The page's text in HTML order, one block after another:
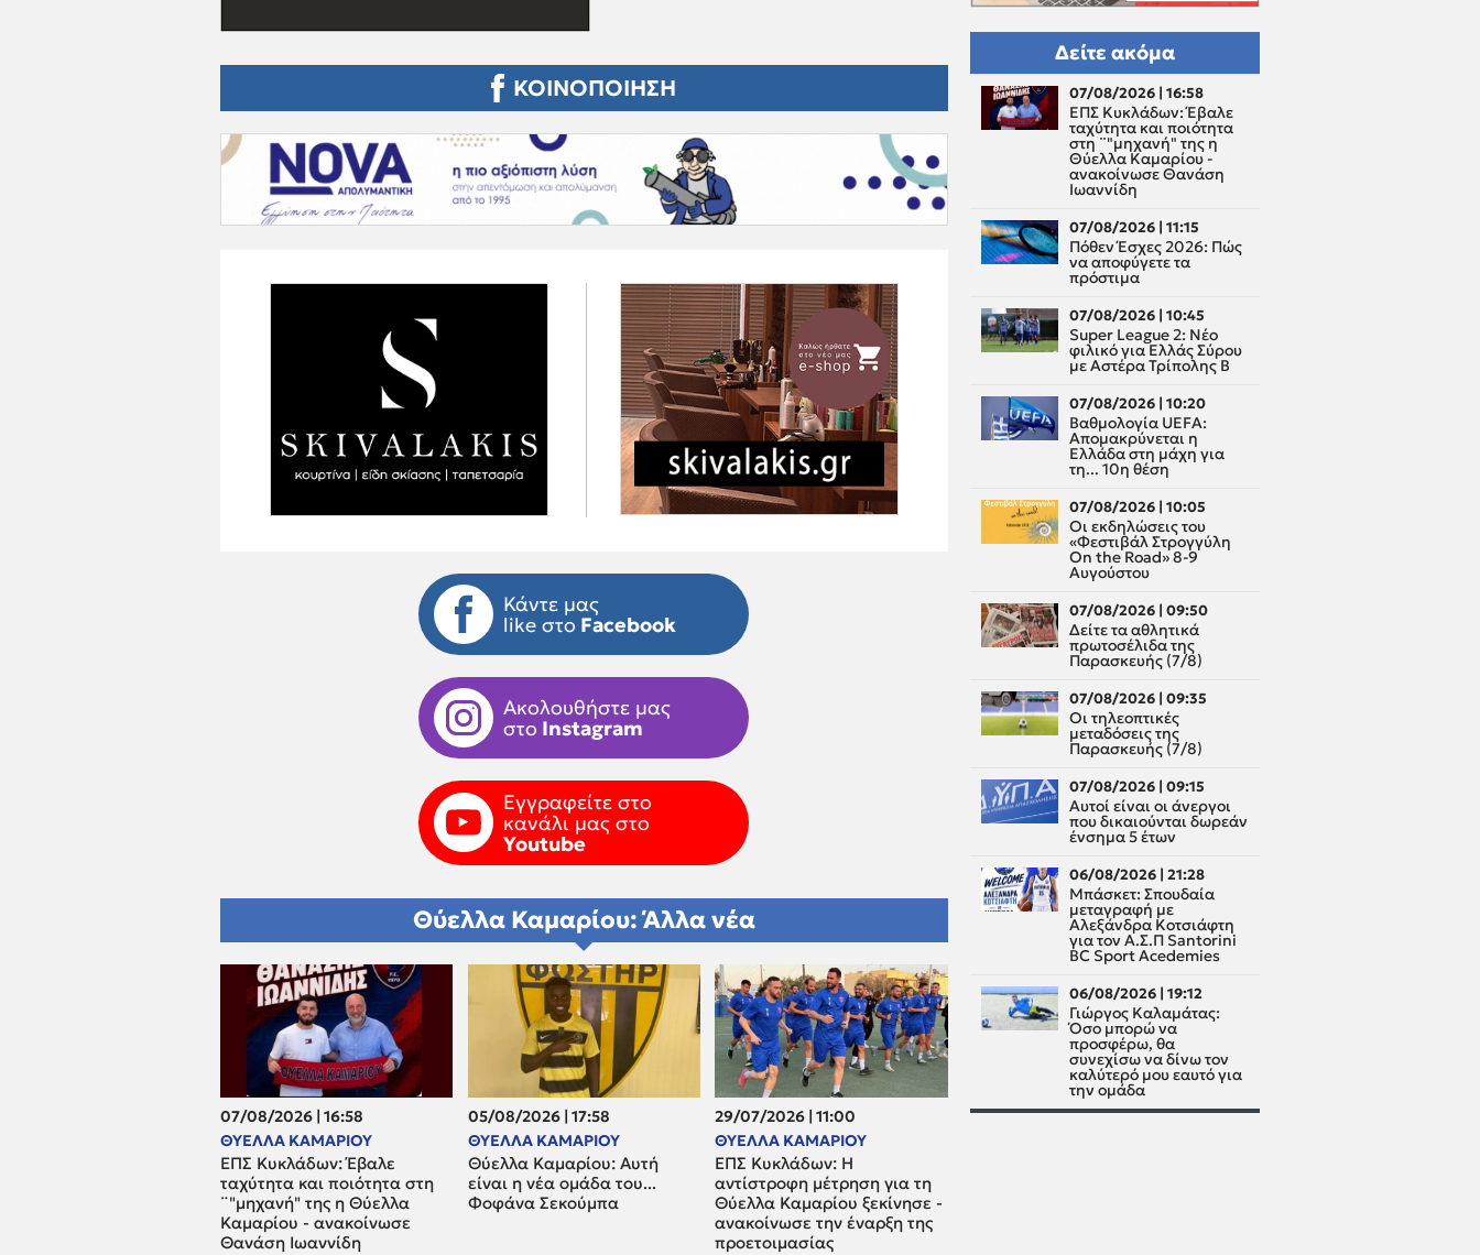
ΚΟΙΝΟΠΟΙΗΣΗ
Κάντε μας
like στο Facebook
Ακολουθήστε μας
στο Instagram
Εγγραφείτε στο
κανάλι μας στο
Youtube
Θύελλα Καμαρίου: Άλλα νέα
07/08/2026 | 16:58
ΘΥΕΛΛΑ ΚΑΜΑΡΙΟΥ
ΕΠΣ Κυκλάδων: Έβαλε
ταχύτητα και ποιότητα στη
¨"μηχανή" της η Θύελλα
Καμαρίου - ανακοίνωσε
Θανάση Ιωαννίδη
05/08/2026 | 17:58
ΘΥΕΛΛΑ ΚΑΜΑΡΙΟΥ
Θύελλα Καμαρίου: Αυτή
είναι η νέα ομάδα του...
Φοφάνα Σεκούμπα
29/07/2026 | 11:00
ΘΥΕΛΛΑ ΚΑΜΑΡΙΟΥ
ΕΠΣ Κυκλάδων: Η
αντίστροφη μέτρηση για τη
Θύελλα Καμαρίου ξεκίνησε -
ανακοίνωσε την έναρξη της
προετοιμασίας
Δείτε ακόμα
07/08/2026 | 16:58
ΕΠΣ Κυκλάδων: Έβαλε
ταχύτητα και ποιότητα
στη ¨"μηχανή" της η
Θύελλα Καμαρίου -
ανακοίνωσε Θανάση
Ιωαννίδη
07/08/2026 | 11:15
Πόθεν Έσχες 2026: Πώς
να αποφύγετε τα
πρόστιμα
07/08/2026 | 10:45
Super League 2: Νέο
φιλικό για Ελλάς Σύρου
με Αστέρα Τρίπολης Β
07/08/2026 | 10:20
Βαθμολογία UEFA:
Απομακρύνεται η
Ελλάδα στη μάχη για
τη... 10η θέση
07/08/2026 | 10:05
Οι εκδηλώσεις του
«Φεστιβάλ Στρογγύλη
On the Road» 8-9
Αυγούστου
07/08/2026 | 09:50
Δείτε τα αθλητικά
πρωτοσέλιδα της
Παρασκευής (7/8)
07/08/2026 | 09:35
Οι τηλεοπτικές
μεταδόσεις της
Παρασκευής (7/8)
07/08/2026 | 09:15
Αυτοί είναι οι άνεργοι
που δικαιούνται δωρεάν
ένσημα 5 έτων
06/08/2026 | 21:28
Μπάσκετ: Σπουδαία
μεταγραφή με
Αλεξάνδρα Κοτσιάφτη
για τον A.Σ.Π Santorini
BC Sport Acedemies
06/08/2026 | 19:12
Γιώργος Καλαμάτας:
Όσο μπορώ να
προσφέρω, θα
συνεχίσω να δίνω τον
καλύτερό μου εαυτό για
την ομάδα